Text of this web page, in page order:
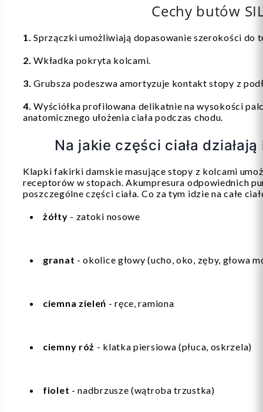
Cechy butów
1.Sprzączki umożliwiają dopasowanie szerokości do
2.Wkładka pokryta kolcami.
3.Grubsza podeszwa amortyzuje kontakt stopy z
4. Wyściółka profilowana delikatnie na wysokości
anatomicznego ułożenia ciała podczas chodu.
Na jakie części ciała
Klapki fakirki damskie masujące stopy z kolcami
receptorów w stopach. Akumpresura odpowiednich
poszczególne części ciała. Co za tym idzie na całe
żółty - zatoki nosowe
granat - okolice głowy (ucho, oko, zęby, głowa
ciemna zieleń - ręce, ramiona
ciemny róż - klatka piersiowa (płuca, oskrzela)
fiolet - nadbrzusze (wątroba trzustka)